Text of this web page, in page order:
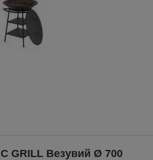
GRILL Везувий Ø 700